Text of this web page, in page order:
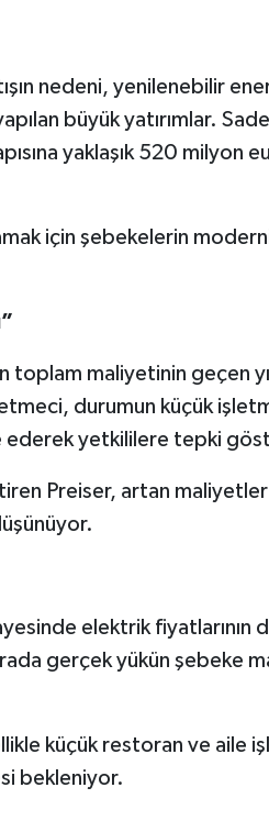
nedeni, yenilenebilir
büyük yatırımlar.
yaklaşık 520 milyon
için şebekelerin
toplam maliyetinin geçen
durumun küçük
ederek yetkililere tepki
Preiser, artan maliyetler
elektrik fiyatlarının
gerçek yükün şebeke
küçük restoran ve aile
bekleniyor.